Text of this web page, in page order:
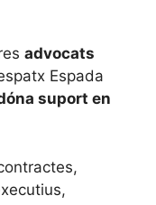
advocats
Espada
suport en